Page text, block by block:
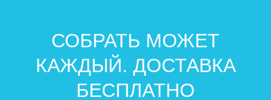
СОБРАТЬ МОЖЕТ
КАЖДЫЙ. ДОСТАВКА
БЕСПЛАТНО